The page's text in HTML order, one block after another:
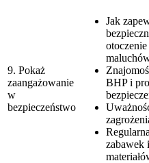
9. Pokaż
zaangażowanie
w
bezpieczeństwo
Jak
otoczenie
BHP i
zabawek i